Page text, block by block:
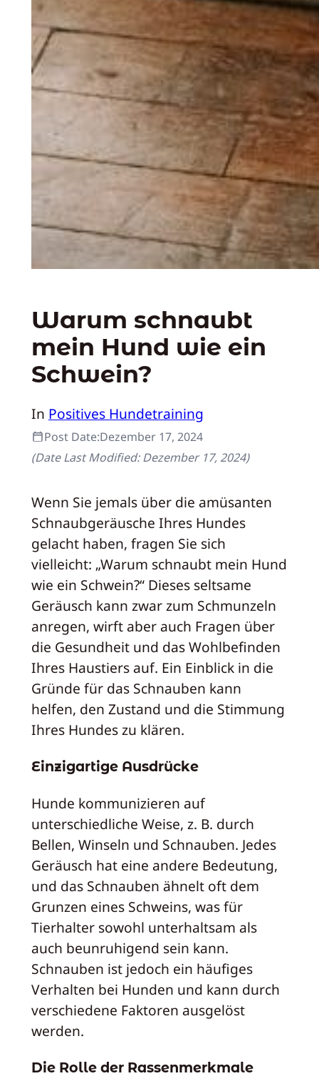
Warum schnaubt
mein Hund wie ein
Schwein?
In Positives Hundetraining
Post Date:Dezember 17, 2024
(Date Last Modified:Dezember 17, 2024)
Wenn Sie jemals über die amüsanten
Schnaubgeräusche Ihres Hundes
gelacht haben, fragen Sie sich
vielleicht: „Warum schnaubt mein Hund
wie ein Schwein?“ Dieses seltsame
Geräusch kann zwar zum Schmunzeln
anregen, wirft aber auch Fragen über
die Gesundheit und das Wohlbefinden
Ihres Haustiers auf. Ein Einblick in die
Gründe für das Schnauben kann
helfen, den Zustand und die Stimmung
Ihres Hundes zu klären.
Einzigartige Ausdrücke
Hunde kommunizieren auf
unterschiedliche Weise, z. B. durch
Bellen, Winseln und Schnauben. Jedes
Geräusch hat eine andere Bedeutung,
und das Schnauben ähnelt oft dem
Grunzen eines Schweins, was für
Tierhalter sowohl unterhaltsam als
auch beunruhigend sein kann.
Schnauben ist jedoch ein häufiges
Verhalten bei Hunden und kann durch
verschiedene Faktoren ausgelöst
werden.
Die Rolle der Rassenmerkmale